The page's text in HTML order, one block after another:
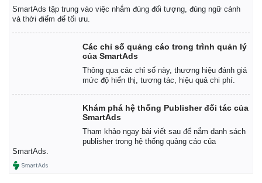
SmartAds tập trung vào việc nhắm đúng đối tượng, đúng ngữ cảnh
và thời điểm để tối ưu.
Các chỉ số quảng cáo trong trình quản lý
của SmartAds
Thông qua các chỉ số này, thương hiệu đánh giá
mức độ hiển thị, tương tác, hiệu quả chi phí.
Khám phá hệ thống Publisher đối tác của
SmartAds
Tham khảo ngay bài viết sau để nắm danh sách
publisher trong hệ thống quảng cáo của
SmartAds.